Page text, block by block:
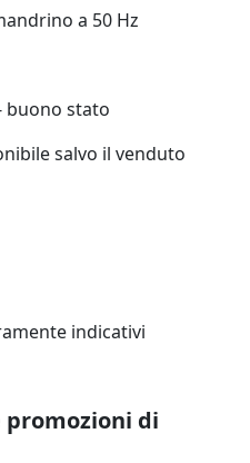
a 50 Hz
buono stato
salvo il venduto
indicativi
promozioni di